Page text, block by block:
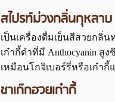
สไปรท์ม่วงกลิ่นกุหลาบ
เป็นเครื่องดื่มเย็นสีสวยกลิ่
เก๋ากี้ดำที่มี Anthocyanin สู
เหมือนโกจิเบอร์รี่หรือเก๋ากี้
ชาเก๊กฮวยเก๋ากี้